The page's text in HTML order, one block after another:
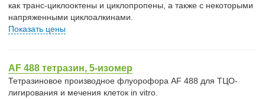
как транс-циклооктены и циклопропены, а также с некоторыми
напряженными циклоалкинами.
Показать цены
AF 488 тетразин, 5-изомер
Тетразиновое производное флуорофора AF 488 для ТЦО-
лигирования и мечения клеток in vitro.